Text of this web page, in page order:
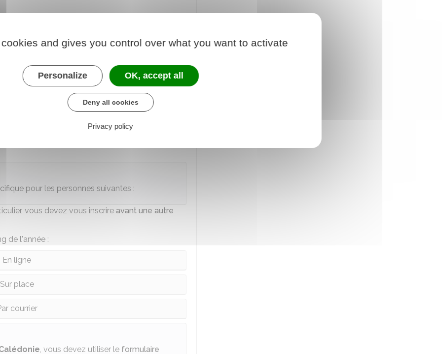
(parent par exemple) ou un ami, vous pouvez
êtes hébergé.
inscrit dans la commune de l'organisme où vous
pour les personnes suivantes :
vous devez vous inscrire avant une autre
de l'année :
En ligne
Sur place
courrier
, vous devez utiliser le formulaire
and gives you control over what you want to activate
Personalize OK, accept all
Deny all cookies
Privacy policy